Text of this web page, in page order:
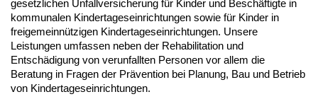
gesetzlichen Unfallversicherung für Kinder und Beschäftigte in
kommunalen Kindertageseinrichtungen sowie für Kinder in
freigemeinnützigen Kindertageseinrichtungen. Unsere
Leistungen umfassen neben der Rehabilitation und
Entschädigung von verunfallten Personen vor allem die
Beratung in Fragen der Prävention bei Planung, Bau und Betrieb
von Kindertageseinrichtungen.